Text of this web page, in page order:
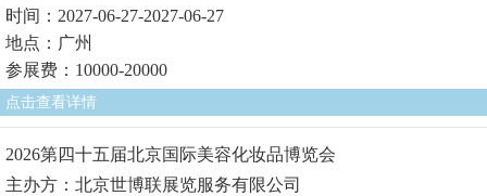
时间：2027-06-27-2027-06-27
地点：广州
参展费：10000-20000
点击查看详情
2026第四十五届北京国际美容化妆品博览会
主办方：北京世博联展览服务有限公司